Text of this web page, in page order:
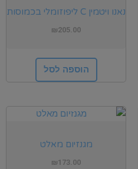
נאנו ויטמין C ליפוזומלי בכמוסות
₪205.00
הוספה לסל
מגנזיום מאלט
₪173.00